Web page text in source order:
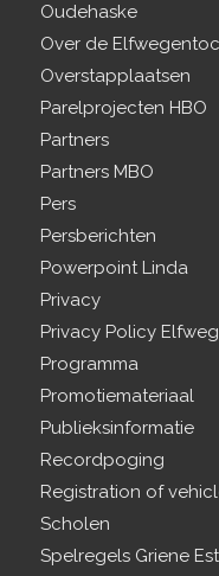
Oudehaske
Over de
Overstapplaatsen
Parelprojecten HBO
Partners
Partners MBO
Pers
Persberichten
Powerpoint Linda
Privacy
Privacy Policy
Programma
Promotiemateriaal
Publieksinformatie
Recordpoging
Registration of
Scholen
Spelregels Griene